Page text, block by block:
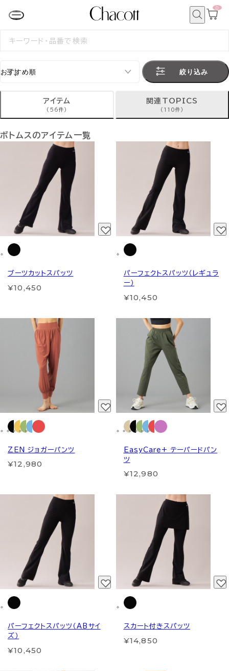
カ
0
検
絞り込み
アイテム
(56件)
関連TOPICS
(110件)
ボトムスのアイテム一覧
ブーツカットスパッツ
¥10,450
パーフェクトスパッツ（レギュラ
ー）
¥10,450
ZEN ジョガーパンツ
¥12,980
EasyCare+ テーパードパン
ツ
¥12,980
パーフェクトスパッツ（ABサイ
ズ）
¥10,450
スカート付きスパッツ
¥14,850